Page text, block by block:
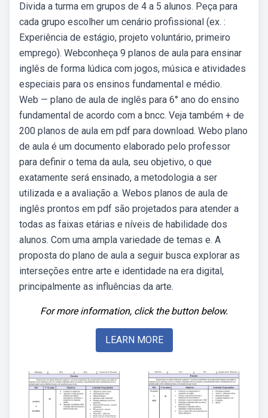
Divida a turma em grupos de 4 a 5 alunos. Peça para
cada grupo escolher um cenário profissional (ex. :
Experiência de estágio, projeto voluntário, primeiro
emprego). Webconheça 9 planos de aula para ensinar
inglês de forma lúdica com jogos, música e atividades
especiais para os ensinos fundamental e médio.
Web — plano de aula de inglês para 6° ano do ensino
fundamental de acordo com a bncc. Veja também + de
200 planos de aula em pdf para download. Webo plano
de aula é um documento elaborado pelo professor
para definir o tema da aula, seu objetivo, o que
exatamente será ensinado, a metodologia a ser
utilizada e a avaliação a. Webos planos de aula de
inglês prontos em pdf são projetados para atender a
todas as faixas etárias e níveis de habilidade dos
alunos. Com uma ampla variedade de temas e. A
proposta do plano de aula a seguir busca explorar as
interseções entre arte e identidade na era digital,
principalmente as influências da arte.
For more information, click the button below.
LEARN MORE